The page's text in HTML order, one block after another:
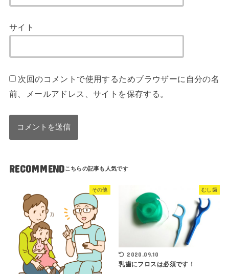
サイト
次回のコメントで使用するためブラウザーに自分の名
前、メールアドレス、サイトを保存する。
RECOMMEND
その他 むし歯
2020.09.10
乳歯にフロスは必須です！